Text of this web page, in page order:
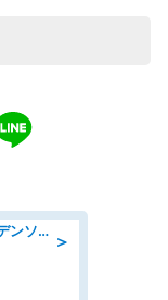
＞
入社特典58万円、寮費完備で無料!デンソーで働こう!自動車工場で小型部品の検査業務 denso aichi